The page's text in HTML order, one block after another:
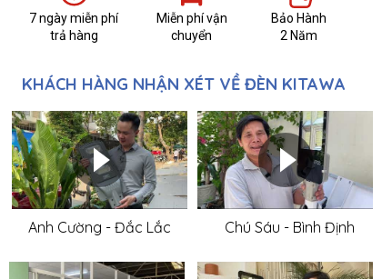
7 ngày miễn phí
trả hàng
Bảo Hành
2 Năm
Miễn phí vận
chuyển
KHÁCH HÀNG NHẬN XÉT VỀ ĐÈN KITAWA
Anh Cường - Đắc Lắc Chú Sáu - Bình Định